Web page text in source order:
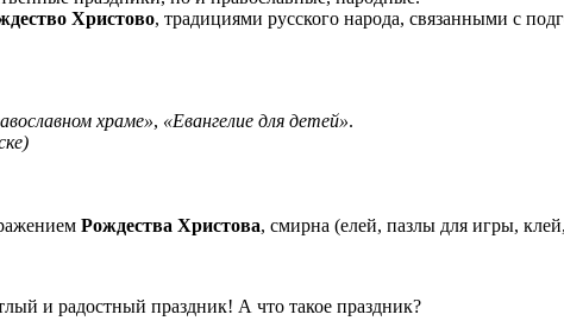
Христово, традициями русского народа, связанными с
храме», «Евангелие для детей».
Рождества Христова, смирна (елей, пазлы для игры,
и радостный праздник! А что такое праздник?